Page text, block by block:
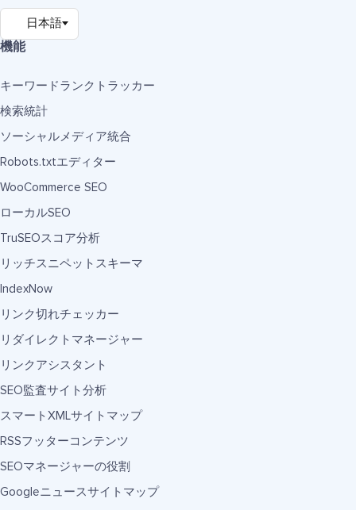
機能
キーワードランクトラッカー
検索統計
ソーシャルメディア統合
Robots.txtエディター
WooCommerce SEO
ローカルSEO
TruSEOスコア分析
リッチスニペットスキーマ
IndexNow
リンク切れチェッカー
リダイレクトマネージャー
リンクアシスタント
SEO監査サイト分析
スマートXMLサイトマップ
RSSフッターコンテンツ
SEOマネージャーの役割
Googleニュースサイトマップ